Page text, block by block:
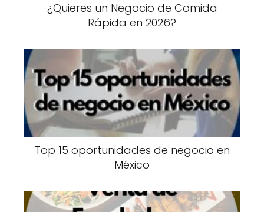
¿Quieres un Negocio de Comida
Rápida en 2026?
Top 15 oportunidades de negocio en
México